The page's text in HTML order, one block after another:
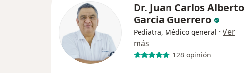
Dr. Juan Carlos Alberto
Garcia Guerrero
Pediatra, Médico general · Ver
más
128 opinión